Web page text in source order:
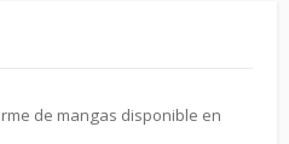
de mangas disponible en